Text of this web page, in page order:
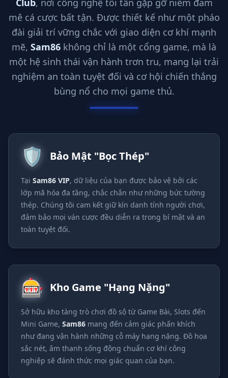
29/06/2026 NguyenPh*** rut tien thanh cong 1,600,000
29/06/2026 NguyenPha*** thang lon 14,800,000 VND 💰
29/06/2026 NguyenPham*** no hu 28,500,000 VND 🚀
29/06/2026 ToM*** rut tien thanh cong 6,350,000 VND 🏦
29/06/2026 Lam*** nhan thuong 350,000 VND 🎁
29/06/2026 NguyenT*** nhan hoan tra 750,000 VND 🎊
29/06/2026 NguyenH*** rut tien thanh cong 5,800,000
29/06/2026 Qu*** thang lon 10,900,000 VND 🔥
29/06/2026 Ch*** nhan hoan tra 100,000 VND 🎊
29/06/2026 TonMi*** thang lon 14,100,000 VND 🏆
29/06/2026 NguyenPhamMi*** nhan thuong 650,000 VND
29/06/2026 Ha*** nhan thuong 900,000 VND 🎉
29/06/2026 LaM*** thang lon 10,400,000 VND 🔥
29/06/2026 ToMi*** thang lon 15,000,000 VND 🔥
29/06/2026 Die*** thang lon 2,100,000 VND 🏆
29/06/2026 Cha*** thang lon 12,600,000 VND 💰
29/06/2026 NguyenDa*** nhan thuong 1,000,000 VND ✨
29/06/2026 NguyenL*** no hu 48,000,000 VND 💥
29/06/2026 ToP*** thang lon 14,500,000 VND 🔥
29/06/2026 NguyenHo*** nhan hoan tra 350,000 VND 💵
29/06/2026 Chau*** nhan hoan tra 100,000 VND 💵
29/06/2026 ToH*** nhan hoan tra 800,000 VND 🎊
29/06/2026 LaMi*** nhan hoan tra 500,000 VND 💵
29/06/2026 Tong*** no hu 26,000,000 VND 🚀
29/06/2026 TonH*** no hu 74,500,000 VND 💥
29/06/2026 Ph*** thang lon 12,200,000 VND 🔥
29/06/2026 NguyenLe*** thang lon 1,600,000 VND 🏆
29/06/2026 NguyenVuC*** no hu 80,000,000 VND 🚀
Club, nơi công nghệ tối tân gặp gỡ niềm đam
mê cá cược bất tận. Được thiết kế như một pháo
đài giải trí vững chắc với giao diện cơ khí mạnh
mẽ, Sam86 không chỉ là một cổng game, mà là
một hệ sinh thái vận hành trơn tru, mang lại trải
nghiệm an toàn tuyệt đối và cơ hội chiến thắng
bùng nổ cho mọi game thủ.
🛡️ Bảo Mật "Bọc Thép"
Tại Sam86 VIP, dữ liệu của bạn được bảo vệ bởi các
lớp mã hóa đa tầng, chắc chắn như những bức tường
thép. Chúng tôi cam kết giữ kín danh tính người chơi,
đảm bảo mọi ván cược đều diễn ra trong bí mật và an
toàn tuyệt đối.
🎰 Kho Game "Hạng Nặng"
Sở hữu kho tàng trò chơi đồ sộ từ Game Bài, Slots đến
Mini Game, Sam86 mang đến cảm giác phấn khích
như đang vận hành những cỗ máy hạng nặng. Đồ họa
sắc nét, âm thanh sống động chuẩn cơ khí công
nghiệp sẽ đánh thức mọi giác quan của bạn.